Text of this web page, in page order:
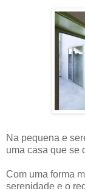
Na pequena e
uma casa que se
Com uma forma
serenidade e o